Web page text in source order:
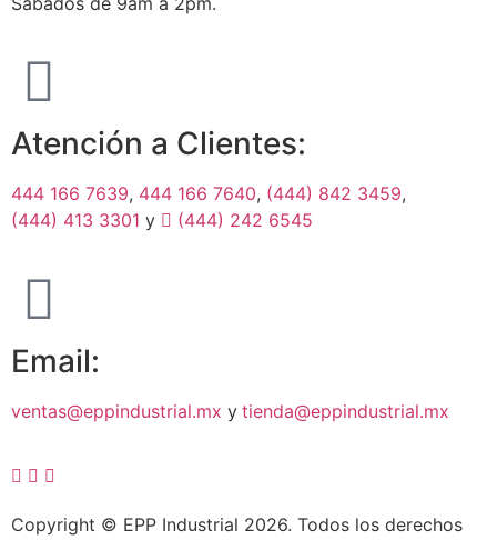
Atención a Clientes:
444 166 7639, 444 166 7640, (444) 842 3459,
(444) 413 3301 y (444) 242 6545
Email:
ventas@eppindustrial.mx y tienda@eppindustrial.mx
Copyright © EPP Industrial 2026. Todos los derechos